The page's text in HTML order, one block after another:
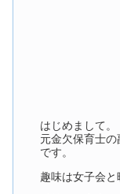
はじめまして。
元金欠保育士
です。
趣味は女子会と